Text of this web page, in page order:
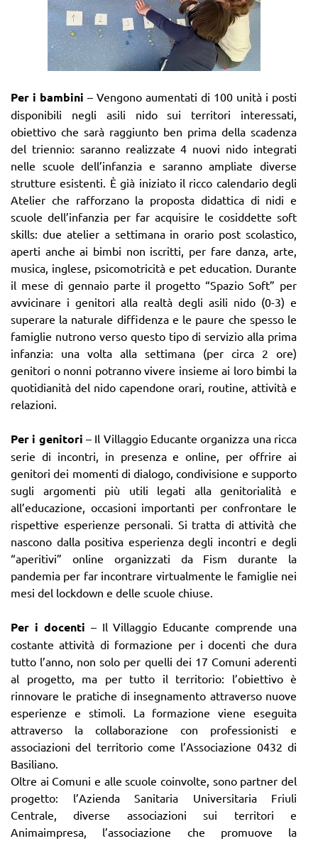
Per i bambini – Vengono aumentati di 100 unità i posti
disponibili negli asili nido sui territori interessati,
obiettivo che sarà raggiunto ben prima della scadenza
del triennio: saranno realizzate 4 nuovi nido integrati
nelle scuole dell’infanzia e saranno ampliate diverse
strutture esistenti. È già iniziato il ricco calendario degli
Atelier che rafforzano la proposta didattica di nidi e
scuole dell’infanzia per far acquisire le cosiddette soft
skills: due atelier a settimana in orario post scolastico,
aperti anche ai bimbi non iscritti, per fare danza, arte,
musica, inglese, psicomotricità e pet education. Durante
il mese di gennaio parte il progetto “Spazio Soft” per
avvicinare i genitori alla realtà degli asili nido (0-3) e
superare la naturale diffidenza e le paure che spesso le
famiglie nutrono verso questo tipo di servizio alla prima
infanzia: una volta alla settimana (per circa 2 ore)
genitori o nonni potranno vivere insieme ai loro bimbi la
quotidianità del nido capendone orari, routine, attività e
relazioni.
Per i genitori – Il Villaggio Educante organizza una ricca
serie di incontri, in presenza e online, per offrire ai
genitori dei momenti di dialogo, condivisione e supporto
sugli argomenti più utili legati alla genitorialità e
all’educazione, occasioni importanti per confrontare le
rispettive esperienze personali. Si tratta di attività che
nascono dalla positiva esperienza degli incontri e degli
“aperitivi” online organizzati da Fism durante la
pandemia per far incontrare virtualmente le famiglie nei
mesi del lockdown e delle scuole chiuse.
Per i docenti – Il Villaggio Educante comprende una
costante attività di formazione per i docenti che dura
tutto l’anno, non solo per quelli dei 17 Comuni aderenti
al progetto, ma per tutto il territorio: l’obiettivo è
rinnovare le pratiche di insegnamento attraverso nuove
esperienze e stimoli. La formazione viene eseguita
attraverso la collaborazione con professionisti e
associazioni del territorio come l’Associazione 0432 di
Basiliano.
Oltre ai Comuni e alle scuole coinvolte, sono partner del
progetto: l’Azienda Sanitaria Universitaria Friuli
Centrale, diverse associazioni sui territori e
Animaimpresa, l’associazione che promuove la